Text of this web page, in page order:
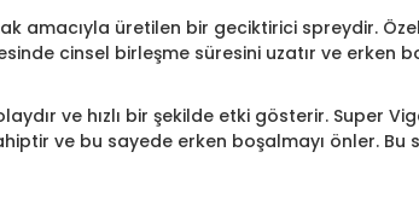
amacıyla üretilen bir geciktirici spreydir.
cinsel birleşme süresini uzatır ve erken
ve hızlı bir şekilde etki gösterir. Super
ve bu sayede erken boşalmayı önler. Bu